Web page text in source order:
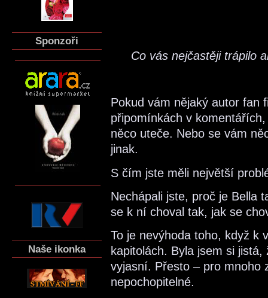
Sponzoři
Naše ikonka
Co vás nejčastěji trápilo
Pokud vám nějaký autor fan
připomínkách v
něco uteče. Nebo se vám
jinak.
S čím jste měli největší
Nechápali jste, proč je Bella
se k ní choval tak, jak se
To je nevýhoda toho, když k
kapitolách. Byla jsem si
vyjasní. Přesto – pro mnoho
nepochopitelné.